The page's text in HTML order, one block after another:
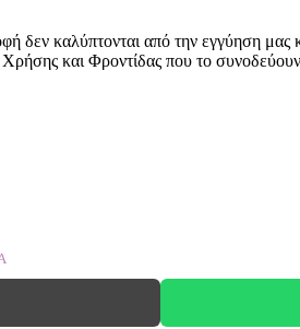
καλύπτονται από την εγγύηση μας
και Φροντίδας που το